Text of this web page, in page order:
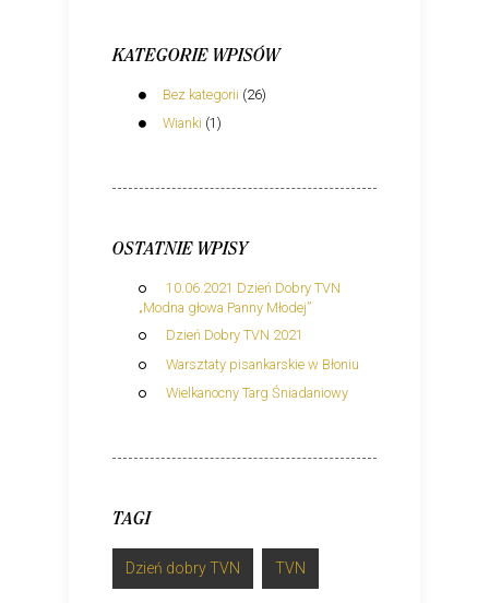
KATEGORIE WPISÓW
Bez kategorii (26)
Wianki (1)
OSTATNIE WPISY
10.06.2021 Dzień Dobry TVN
„Modna głowa Panny Młodej”
Dzień Dobry TVN 2021
Warsztaty pisankarskie w Błoniu
Wielkanocny Targ Śniadaniowy
TAGI
Dzień dobry TVN TVN